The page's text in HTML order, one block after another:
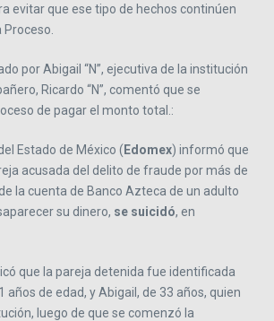
evitar que ese tipo de hechos continúen
por Abigail “N”, ejecutiva de la institución
Ricardo “N”, comentó que se
de pagar el monto total.:
Estado de México ( Edomex) informó que
acusada del delito de fraude por más de
la cuenta de Banco Azteca de un adulto
su dinero, se suicidó, en
que la pareja detenida fue identificada
años de edad, y Abigail, de 33 años, quien
luego de que se comenzó la